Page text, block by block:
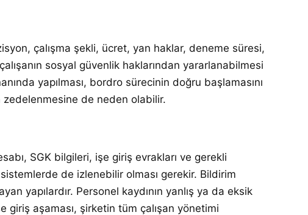
çalışma şekli, ücret, yan haklar, deneme süresi,
sosyal güvenlik haklarından yararlanabilmesi
yapılması, bordro sürecinin doğru başlamasını
zedelenmesine de neden olabilir.
SGK bilgileri, işe giriş evrakları ve gerekli
de izlenebilir olması gerekir. Bildirim
yapılardır. Personel kaydının yanlış ya da eksik
giriş aşaması, şirketin tüm çalışan yönetimi